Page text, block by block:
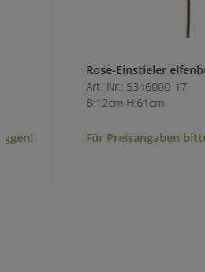
Rose-Einstieler elfenbein
Art.-Nr.: 5346000-17
B:12cm H:61cm
Für Preisangaben bitte einloggen!